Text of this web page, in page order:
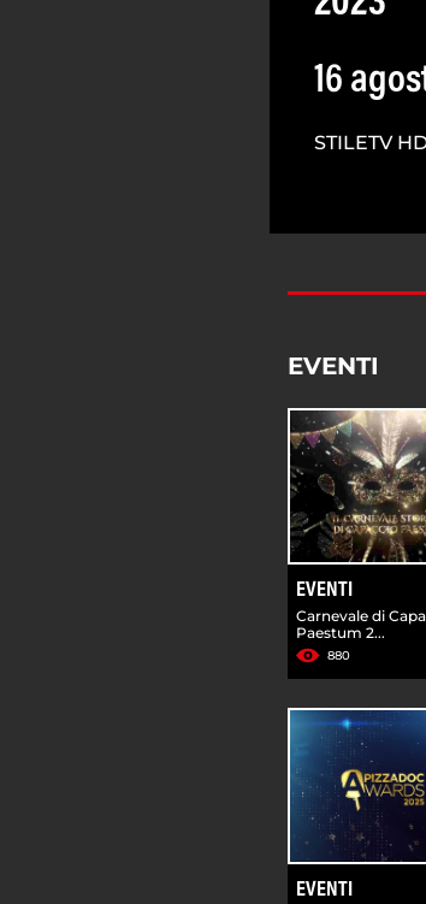
16
STILETV
EVENTI
EVENTI
Carnevale di
Paestum 2...
880
EVENTI